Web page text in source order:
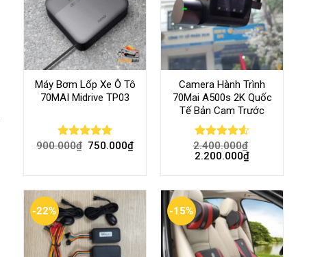
Máy Bơm Lốp Xe Ô Tô
70MAI Midrive TP03
Rated 5.00
900.000₫ 750.000₫
Camera Hành Trình
70Mai A500s 2K Quốc
Tế Bản Cam Trước
Rated4.56
out of 5
2.400.000₫
2.200.000₫
-22% -15%